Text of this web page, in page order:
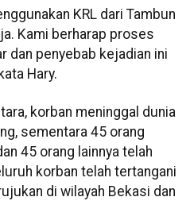
KRL dari Tambun
Kami berharap proses
dan penyebab kejadian ini
Hary.
korban meninggal dunia
sementara 45 orang
45 orang lainnya telah
korban telah tertangani
di wilayah Bekasi dan